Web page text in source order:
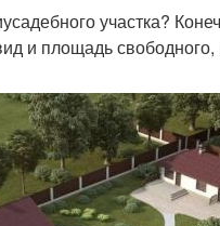
участка?
и площадь свободного,